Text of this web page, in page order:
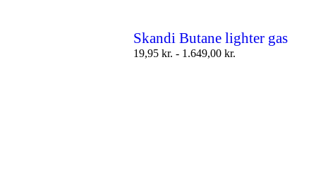
Skandi Butane lighter gas
19,95 kr. - 1.649,00 kr.